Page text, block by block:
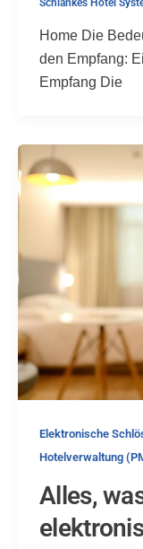
Schlankes Hotel
Home Die
den Empfang:
Empfang Die
Elektronische
Hotelverwaltung
Alles,